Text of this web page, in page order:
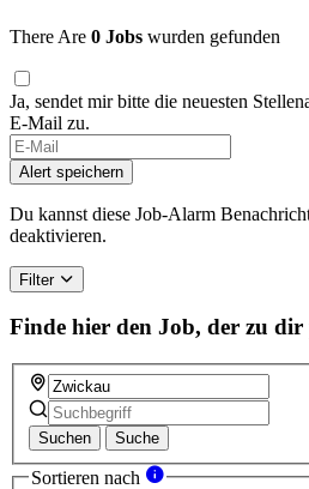
There Are 0 Jobs wurden gefunden
Ja, sendet mir bitte die neuesten
E-Mail zu.
If
you
are
a
human,
this
field
Alert speichern
Du kannst diese Job-Alarm
deaktivieren.
Filter
Finde hier den Job, der zu dir
Suchen Suche
Sortieren nach